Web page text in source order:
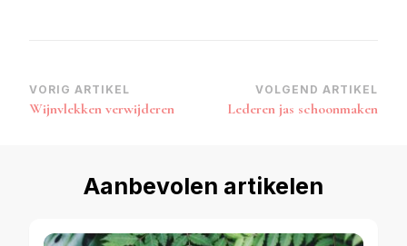
Bericht
navigatie
VORIG ARTIKEL
Wijnvlekken verwijderen
VOLGEND ARTIKEL
Lederen jas schoonmaken
Aanbevolen artikelen